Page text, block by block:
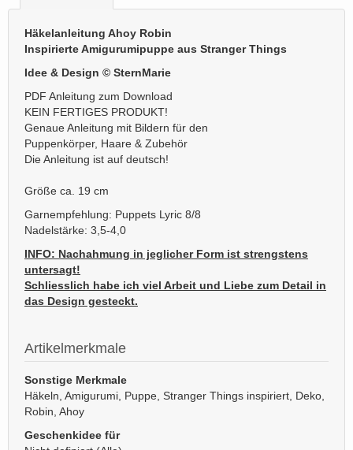
Häkelanleitung Ahoy Robin
Inspirierte Amigurumipuppe aus Stranger Things
Idee & Design © SternMarie
PDF Anleitung zum Download
KEIN FERTIGES PRODUKT!
Genaue Anleitung mit Bildern für den
Puppenkörper, Haare & Zubehör
Die Anleitung ist auf deutsch!
Größe ca. 19 cm
Garnempfehlung: Puppets Lyric 8/8
Nadelstärke: 3,5-4,0
INFO: Nachahmung in jeglicher Form ist strengstens
untersagt!
Schliesslich habe ich viel Arbeit und Liebe zum Detail in
das Design gesteckt.
Artikelmerkmale
Sonstige Merkmale
Häkeln, Amigurumi, Puppe, Stranger Things inspiriert, Deko,
Robin, Ahoy
Geschenkidee für